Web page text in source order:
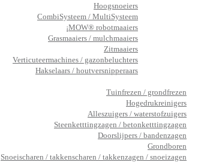
Hoogsnoeiers
CombiSysteem / MultiSysteem
¡MOW® robotmaaiers
Grasmaaiers / mulchmaaiers
Zitmaaiers
Verticuteermachines / gazonbeluchters
Hakselaars / houtversnipperaars
Tuinfrezen / grondfrezen
Hogedrukreinigers
Alleszuigers / waterstofzuigers
Steenketttingzagen / betonketttingzagen
Doorslijpers / bandenzagen
Grondboren
Snoeischaren / takkenscharen / takkenzagen / snoeizagen